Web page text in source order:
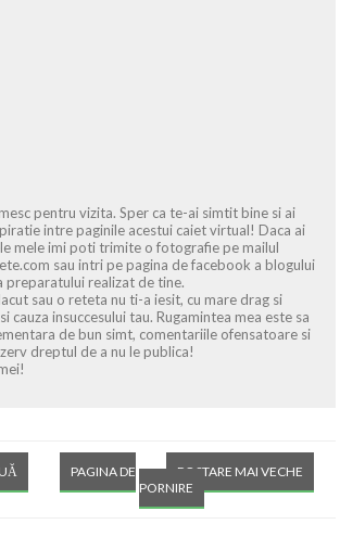
pentru vizita. Sper ca te-ai simtit bine si ai
intre paginile acestui caiet virtual! Daca ai
mele imi poti trimite o fotografie pe mailul
sau intri pe pagina de facebook a blogului
preparatului realizat de tine.
sau o reteta nu ti-a iesit, cu mare drag si
cauza insuccesului tau. Rugamintea mea este sa
de bun simt, comentariile ofensatoare si
dreptul de a nu le publica!
POSTARE MAI VECHE
PAGINA DE
PORNIRE